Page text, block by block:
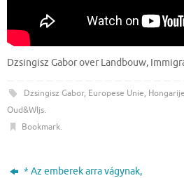
Dzsingisz Gabor over Landbouw,
Dzsingisz Gabor, Europese Unie, Hongarije
Oud&WIjs.
Bookmark.
* Az emberek arra vágynak,